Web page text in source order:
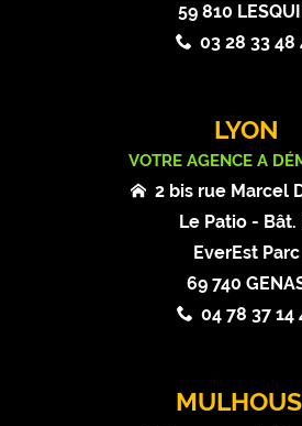
59 810
03 28 33 48
LYON
VOTRE AGENCE A
2 bis rue Marcel
Le Patio - Bât.
EverEst Parc
69 740
04 78 37 14